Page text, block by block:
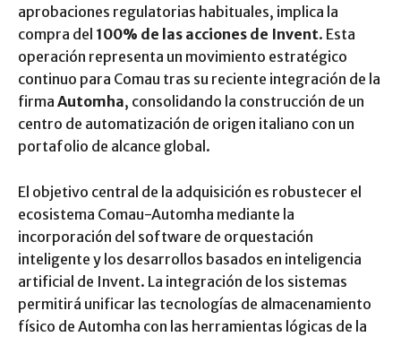
aprobaciones regulatorias habituales, implica la
compra del 100% de las acciones de Invent. Esta
operación representa un movimiento estratégico
continuo para Comau tras su reciente integración de la
firma Automha, consolidando la construcción de un
centro de automatización de origen italiano con un
portafolio de alcance global.
El objetivo central de la adquisición es robustecer el
ecosistema Comau-Automha mediante la
incorporación del software de orquestación
inteligente y los desarrollos basados en inteligencia
artificial de Invent. La integración de los sistemas
permitirá unificar las tecnologías de almacenamiento
físico de Automha con las herramientas lógicas de la